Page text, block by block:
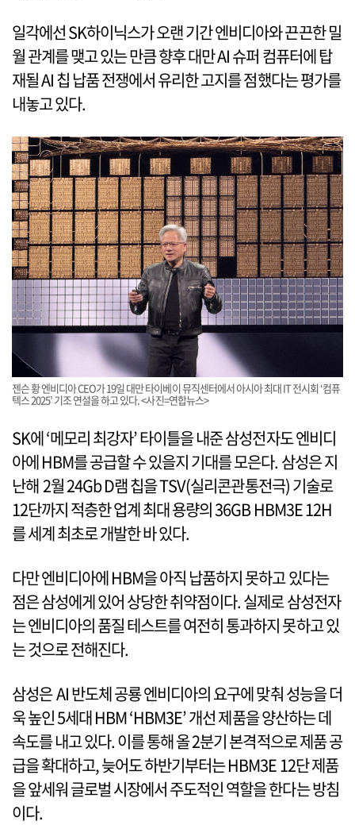
일각에선 SK하이닉스가 오랜 기간 엔비디아와 끈끈한 밀
월 관계를 맺고 있는 만큼 향후 대만 AI 슈퍼 컴퓨터에 탑
재될 AI 칩 납품 전쟁에서 유리한 고지를 점했다는 평가를
내놓고 있다.
젠슨 황 엔비디아 CEO가 19일 대만 타이베이 뮤직센터에서 아시아 최대 IT 전시회 ‘컴퓨
텍스 2025’ 기조 연설을 하고 있다. <사진=연합뉴스>
SK에 ‘메모리 최강자’ 타이틀을 내준 삼성전자도 엔비디
아에 HBM를 공급할 수 있을지 기대를 모은다. 삼성은 지
난해 2월 24Gb D램 칩을 TSV(실리콘관통전극) 기술로
12단까지 적층한 업계 최대 용량의 36GB HBM3E 12H
를 세계 최초로 개발한 바 있다.
다만 엔비디아에 HBM을 아직 납품하지 못하고 있다는
점은 삼성에게 있어 상당한 취약점이다. 실제로 삼성전자
는 엔비디아의 품질 테스트를 여전히 통과하지 못하고 있
는 것으로 전해진다.
삼성은 AI 반도체 공룡 엔비디아의 요구에 맞춰 성능을 더
욱 높인 5세대 HBM ‘HBM3E’ 개선 제품을 양산하는 데
속도를 내고 있다. 이를 통해 올 2분기 본격적으로 제품 공
급을 확대하고, 늦어도 하반기부터는 HBM3E 12단 제품
을 앞세워 글로벌 시장에서 주도적인 역할을 한다는 방침
이다.